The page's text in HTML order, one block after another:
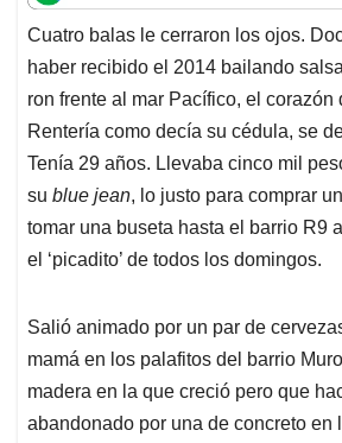
t
s
A
p
p
e
b
o
o
k
k
e
d
I
n
i
l
e
a
d
s
Cuatro balas le cerraron los ojos.
haber recibido el 2014 bailando
ron frente al mar Pacífico, el corazón
Rentería como decía su cédula, se
Tenía 29 años. Llevaba cinco mil
su blue jean, lo justo para comprar
tomar una buseta hasta el barrio R9
el ‘picadito’ de todos los domingos.
Salió animado por un par de
mamá en los palafitos del barrio
madera en la que creció pero que
abandonado por una de concreto en